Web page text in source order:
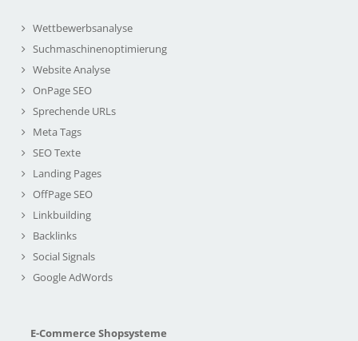
Wettbewerbsanalyse
Suchmaschinenoptimierung
Website Analyse
OnPage SEO
Sprechende URLs
Meta Tags
SEO Texte
Landing Pages
OffPage SEO
Linkbuilding
Backlinks
Social Signals
Google AdWords
E-Commerce Shopsysteme